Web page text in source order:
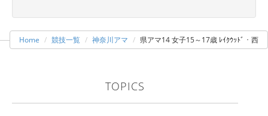
Home 競技一覧 神奈川アマ 県アマ14 女子15～17歳 ﾚｲｸｳｯﾄﾞ・西
TOPICS